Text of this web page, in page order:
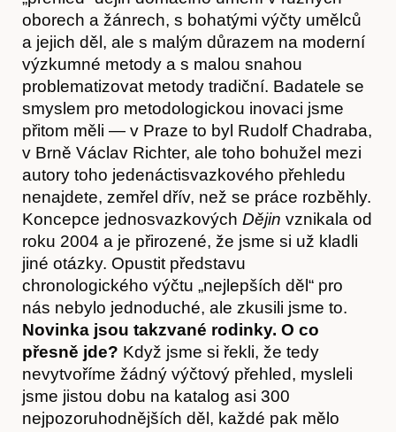
Akce
O nás
oborech a žánrech, s bohatými výčty umělců
a jejich děl, ale s malým důrazem na moderní
výzkumné metody a s malou snahou
problematizovat metody tradiční. Badatele se
smyslem pro metodologickou inovaci jsme
přitom měli — v Praze to byl Rudolf Chadraba,
v Brně Václav Richter, ale toho bohužel mezi
autory toho jedenáctisvazkového přehledu
nenajdete, zemřel dřív, než se práce rozběhly.
Koncepce jednosvazkových Dějin vznikala od
roku 2004 a je přirozené, že jsme si už kladli
jiné otázky. Opustit představu
chronologického výčtu „nejlepších děl“ pro
nás nebylo jednoduché, ale zkusili jsme to.
Novinka jsou takzvané rodinky. O co
přesně jde? Když jsme si řekli, že tedy
nevytvoříme žádný výčtový přehled, mysleli
jsme jistou dobu na katalog asi 300
nejpozoruhodnějších děl, každé pak mělo